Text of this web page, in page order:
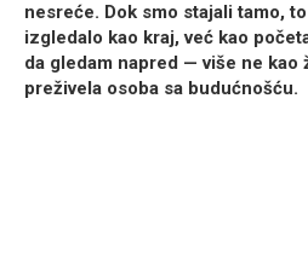
nesreće. Dok smo stajali tamo,
izgledalo kao kraj, već kao
da gledam napred — više ne kao
preživela osoba sa budućnošću.